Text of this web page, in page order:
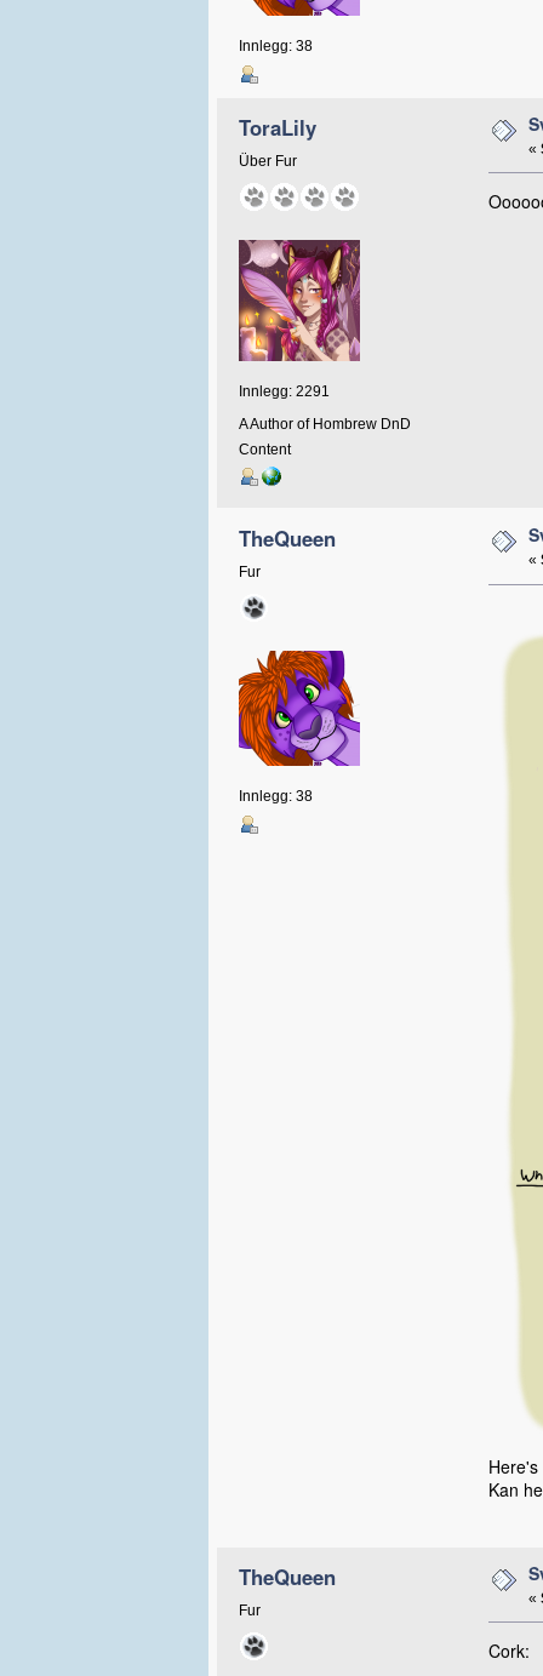
Innlegg: 38
ToraLily
Über Fur
Innlegg: 2291
A Author of Hombrew DnD
Content
«
TheQueen
Fur
Innlegg: 38
«
Kan
TheQueen
Fur
«
Cork: